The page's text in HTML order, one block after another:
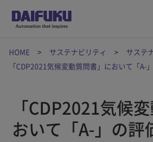
HOME サステナビリティ
サステ
「CDP2021気候変動質問書」において「A-
「CDP2021気候
おいて「A-」の評